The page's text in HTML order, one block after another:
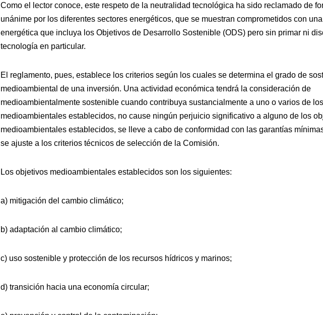
Como el lector conoce, este respeto de la neutralidad tecnológica ha sido reclamado de
unánime por los diferentes sectores energéticos, que se muestran comprometidos con
energética que incluya los Objetivos de Desarrollo Sostenible (ODS) pero sin primar ni
tecnología en particular.
El reglamento, pues, establece los criterios según los cuales se determina el grado de
medioambiental de una inversión. Una actividad económica tendrá la consideración de
medioambientalmente sostenible cuando contribuya sustancialmente a uno o varios de
medioambientales establecidos, no cause ningún perjuicio significativo a alguno de los
medioambientales establecidos, se lleve a cabo de conformidad con las garantías
se ajuste a los criterios técnicos de selección de la Comisión.
Los objetivos medioambientales establecidos son los siguientes:
a) mitigación del cambio climático;
b) adaptación al cambio climático;
c) uso sostenible y protección de los recursos hídricos y marinos;
d) transición hacia una economía circular;